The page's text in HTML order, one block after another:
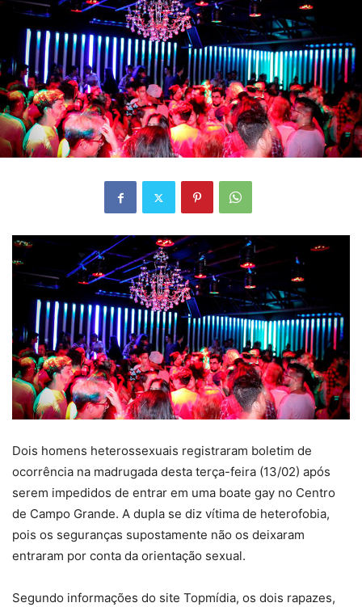
Dois homens heterossexuais registraram boletim de
ocorrência na madrugada desta terça-feira (13/02) após
serem impedidos de entrar em uma boate gay no Centro
de Campo Grande. A dupla se diz vítima de heterofobia,
pois os seguranças supostamente não os deixaram
entraram por conta da orientação sexual.
Segundo informações do site Topmídia, os dois rapazes,